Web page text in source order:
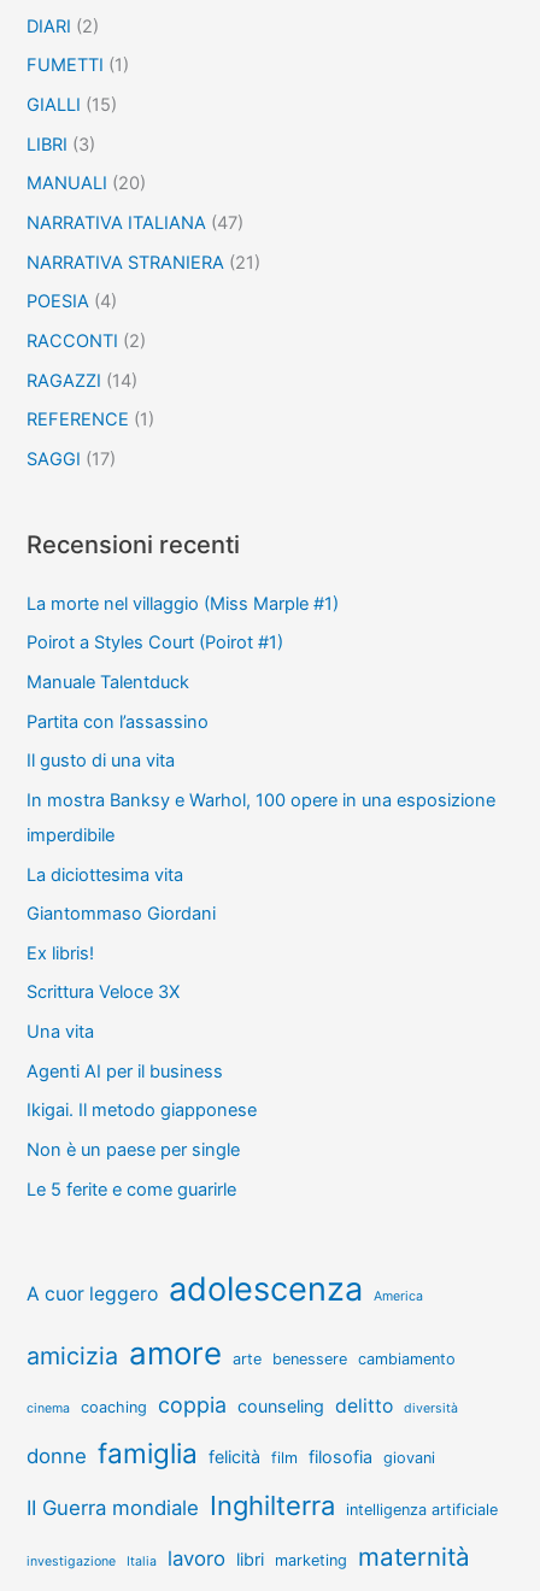
DIARI (2)
FUMETTI (1)
GIALLI (15)
LIBRI (3)
MANUALI (20)
NARRATIVA ITALIANA (47)
NARRATIVA STRANIERA (21)
POESIA (4)
RACCONTI (2)
RAGAZZI (14)
REFERENCE (1)
SAGGI (17)
Recensioni recenti
La morte nel villaggio (Miss Marple #1)
Poirot a Styles Court (Poirot #1)
Manuale Talentduck
Partita con l’assassino
Il gusto di una vita
In mostra Banksy e Warhol, 100 opere in una esposizione
imperdibile
La diciottesima vita
Giantommaso Giordani
Ex libris!
Scrittura Veloce 3X
Una vita
Agenti AI per il business
Ikigai. Il metodo giapponese
Non è un paese per single
Le 5 ferite e come guarirle
A cuor leggero adolescenza America
amicizia amore arte benessere cambiamento
cinema coaching coppia counseling delitto diversità
donne famiglia felicità film filosofia giovani
II Guerra mondiale Inghilterra intelligenza artificiale
investigazione Italia lavoro libri marketing maternità